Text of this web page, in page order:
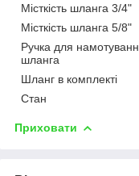
Місткість шланга 3/4"
Місткість шланга 5/8"
Ручка для
шланга
Шланг в комплекті
Стан
Приховати